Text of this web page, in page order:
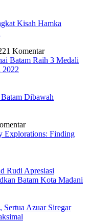
Kisah Hamka
1 Komentar
Batam Raih 3 Medali
2022
Dibawah
Explorations: Finding
Rudi Apresiasi
Batam Kota Madani
Azuar Siregar